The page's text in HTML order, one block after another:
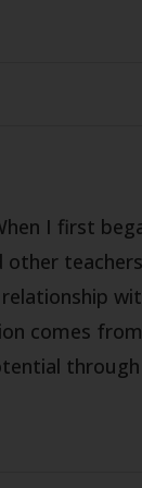
I first
other
comes